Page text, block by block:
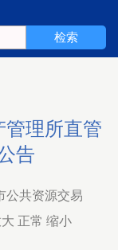
管理所直管
告
公共资源交易
正常 缩小